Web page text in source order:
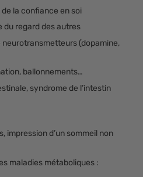
de la confiance en soi
du regard des autres
neurotransmetteurs (dopamine,
ballonnements…
syndrome de l’intestin
impression d’un sommeil non
maladies métaboliques :